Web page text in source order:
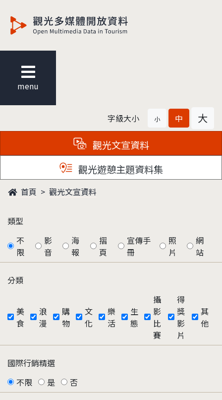
menu
字級大小 小 中 大
觀光文宣資料
觀光遊憩主題資料集
首頁 觀光文宣資料
類型
不
限
影
音
海
報
摺
頁
宣傳手
冊
照
片
網
站
分類
美
食
浪
漫
購
物
文
化
樂
活
生
態
攝
影
比
賽
得
獎
影
片
其
他
國際行銷精選
不限
是 否